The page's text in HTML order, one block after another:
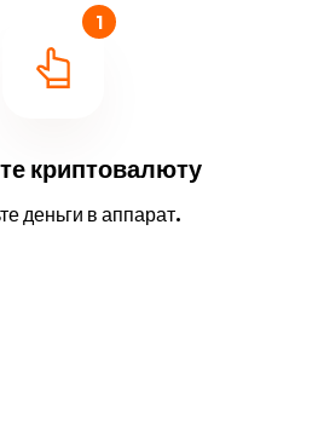
1
криптовалюту
деньги в аппарат.